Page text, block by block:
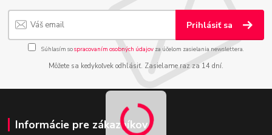
Prihlásiť sa
Súhlasím sospracovaním osobných údajov za účelom zasielania newslettera.
Môžete sa kedykoľvek odhlásiť. Zasielame raz za 14 dní.
Informácie pre zákazníkov